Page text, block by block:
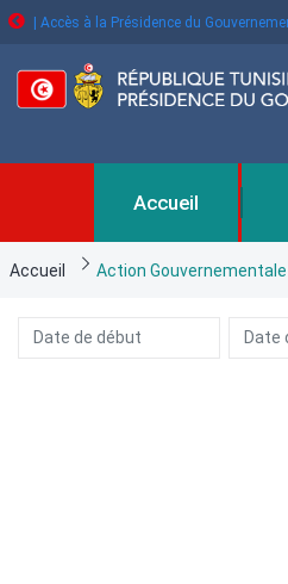
| Accès à la Présidence du
Accueil
Accueil Action Gouvernementale